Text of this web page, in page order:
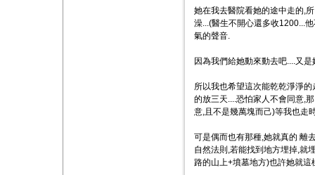
她在我去醫院看她的途中走的,
澡...(醫生不開心還多收1200...
氣的聲音.
因為我們給她動來動去吧....又
所以我也希望這次能乾乾淨淨
的放三天....恐怕家人不會同意,
意,且不是幾萬塊而己)等我也走
可是偶而也有那種,她就真的 離
自然法則,若能找到地方埋掉,就
路的山上+墳墓地方)也許她就